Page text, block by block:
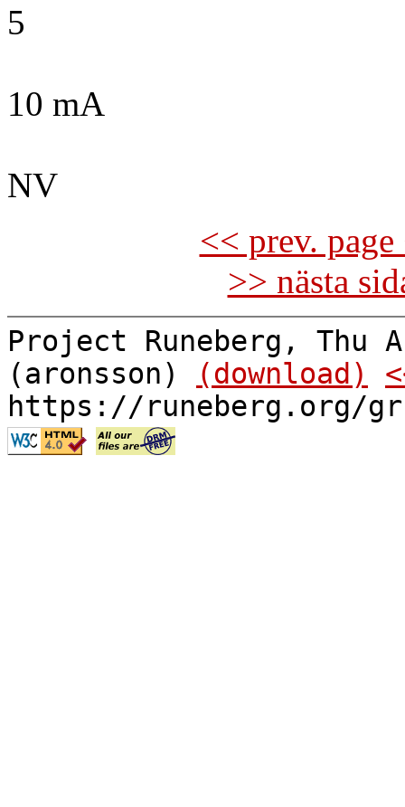
5
10 mA
NV
<< prev.
>> nästa
Project Runeberg, Thu
(aronsson)
(download)
https://runeberg.org/